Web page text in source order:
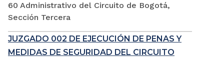
60 Administrativo del Circuito de Bogotá,
Sección Tercera
JUZGADO 002 DE EJECUCIÓN DE PENAS Y
MEDIDAS DE SEGURIDAD DEL CIRCUITO